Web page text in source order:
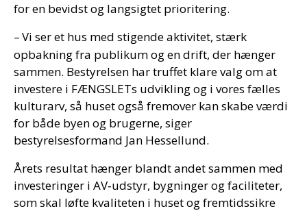
for en bevidst og langsigtet prioritering.
–Vi ser et hus med stigende aktivitet, stærk
opbakning fra publikum og en drift, der hænger
sammen. Bestyrelsen har truffet klare valg om at
investere i FÆNGSLETs udvikling og i vores fælles
kulturarv, så huset også fremover kan skabe værdi
for både byen og brugerne, siger
bestyrelsesformand Jan Hessellund.
Årets resultat hænger blandt andet sammen med
investeringer i AV‑udstyr, bygninger og faciliteter,
som skal løfte kvaliteten i huset og fremtidssikre